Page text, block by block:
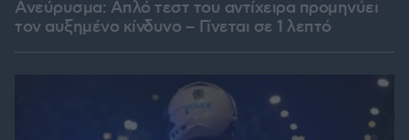
Ανεύρυσμα: Απλό τεστ του αντίχειρα προμηνύει
τον αυξημένο κίνδυνο – Γίνεται σε 1 λεπτό